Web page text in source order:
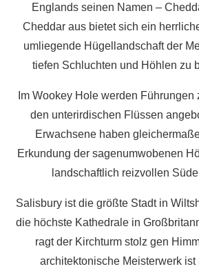
Englands seinen Namen –
Cheddar aus bietet sich ein
umliegende Hügellandschaft der
tiefen Schluchten und Höhlen zu
Im Wookey Hole werden Führungen
den unterirdischen Flüssen
Erwachsene haben
Erkundung der sagenumwobenen
landschaftlich reizvollen
Salisbury ist die größte Stadt in
die höchste Kathedrale in
ragt der Kirchturm stolz gen
architektonische Meisterwerk